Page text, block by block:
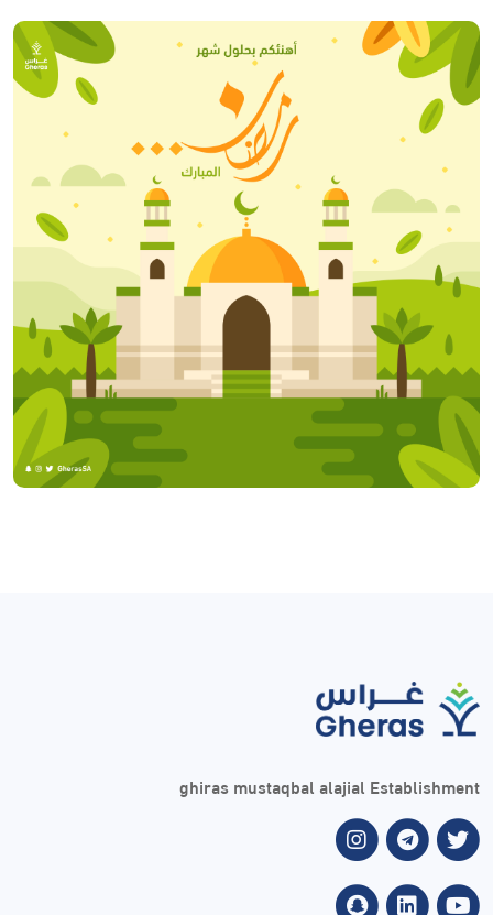
ghiras mustaqbal alajial Establishment